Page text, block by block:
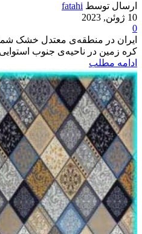
ارسال توسط fatahi
10 ژوئن, 2023
0
ایران در منطقه‌ی معتدل خشک
کره زمین در ناحیه‌ی جنوب
ادامه مطلب